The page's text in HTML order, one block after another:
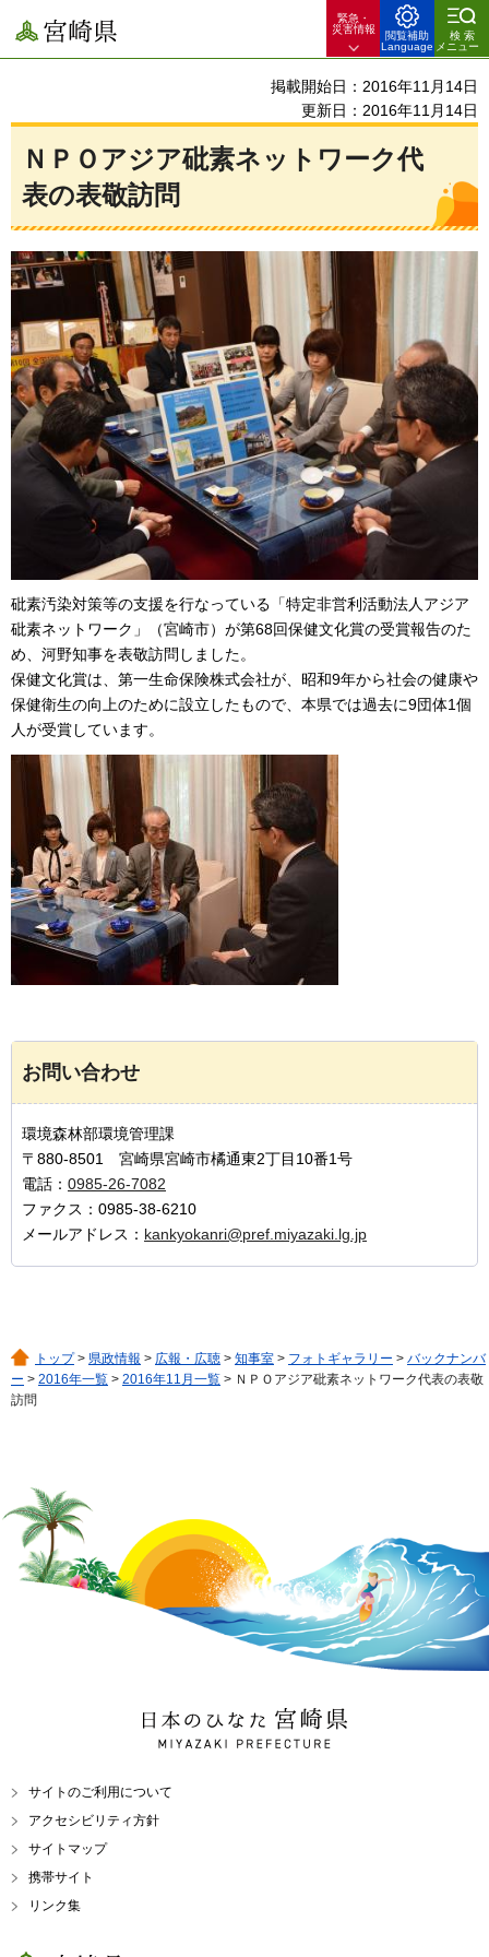
宮崎県
緊急・
災害情報
閲覧補助
Language
検索
メニュー
掲載開始日：2016年11月14日
更新日：2016年11月14日
ＮＰＯアジア砒素ネットワーク代
表の表敬訪問
砒素汚染対策等の支援を行なっている「特定非営利活動法人アジア
砒素ネットワーク」（宮崎市）が第68回保健文化賞の受賞報告のた
め、河野知事を表敬訪問しました。
保健文化賞は、第一生命保険株式会社が、昭和9年から社会の健康や
保健衛生の向上のために設立したもので、本県では過去に9団体1個
人が受賞しています。
お問い合わせ
環境森林部環境管理課
〒880-8501 宮崎県宮崎市橘通東2丁目10番1号
電話： 0985-26-7082
ファクス：0985-38-6210
メールアドレス： kankyokanri@pref.miyazaki.lg.jp
トップ> 県政情報 > 広報・広聴 > 知事室 > フォトギャラリー > バックナンバ
ー > 2016年一覧 > 2016年11月一覧 > ＮＰＯアジア砒素ネットワーク代表の表敬
訪問
日本のひなた 宮崎県
MIYAZAKI PREFECTURE
サイトのご利用について
アクセシビリティ方針
サイトマップ
携帯サイト
リンク集